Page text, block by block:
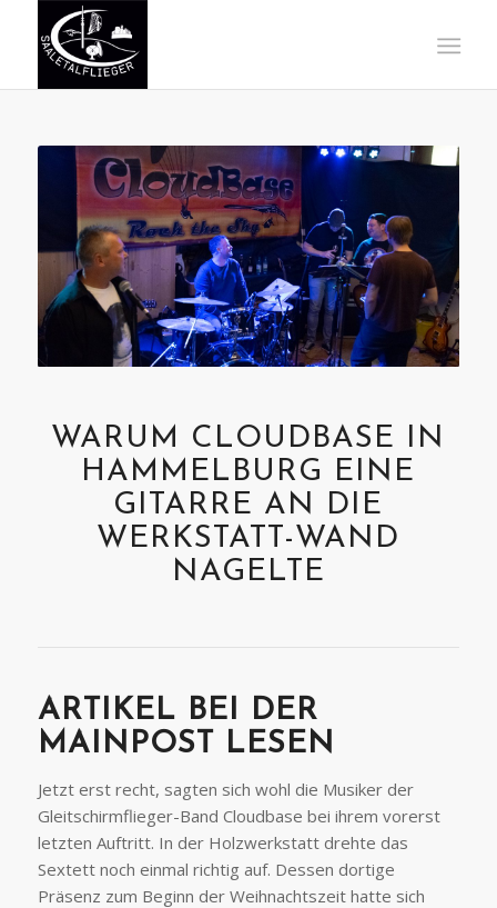
WARUM CLOUDBASE IN
HAMMELBURG EINE
GITARRE AN DIE
WERKSTATT-WAND
NAGELTE
ARTIKEL BEI DER
MAINPOST LESEN
Jetzt erst recht, sagten sich wohl die Musiker der
Gleitschirmflieger-Band Cloudbase bei ihrem vorerst
letzten Auftritt. In der Holzwerkstatt drehte das
Sextett noch einmal richtig auf. Dessen dortige
Präsenz zum Beginn der Weihnachtszeit hatte sich